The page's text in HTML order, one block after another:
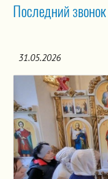
Последний
31.05.2026